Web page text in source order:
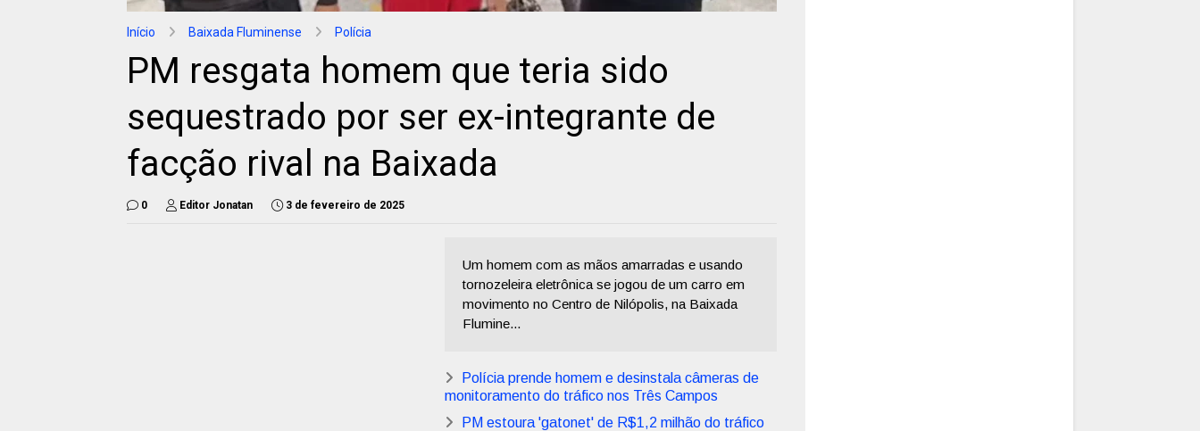
Início Baixada Fluminense Polícia
PM resgata homem que teria sido
sequestrado por ser ex-integrante de
facção rival na Baixada
0 Editor Jonatan 3 de fevereiro de 2025
Um homem com as mãos amarradas e usando
tornozeleira eletrônica se jogou de um carro em
movimento no Centro de Nilópolis, na Baixada
Flumine...
Polícia prende homem e desinstala câmeras de
monitoramento do tráfico nos Três Campos
PM estoura 'gatonet' de R$1,2 milhão do tráfico